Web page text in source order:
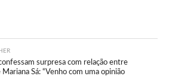
surpresa com relação entre
Mariana Sá: “Venho com uma opinião